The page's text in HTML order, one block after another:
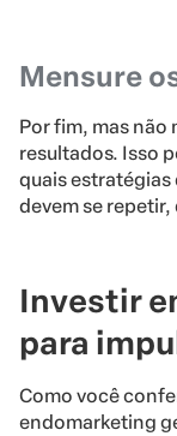
Mensure
Por fim, mas
resultados. Isso
quais estratégias
devem se
Investir
para
Como você
endomarketing